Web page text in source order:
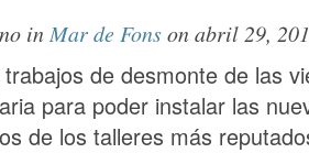
in Mar de Fonsonabril 29,
de desmonte de las
para poder instalar las
de los talleres más